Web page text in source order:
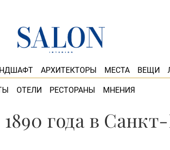
АРХИТЕКТОРЫ МЕСТА ВЕЩИ
ОТЕЛИ РЕСТОРАНЫ МНЕНИЯ
года в